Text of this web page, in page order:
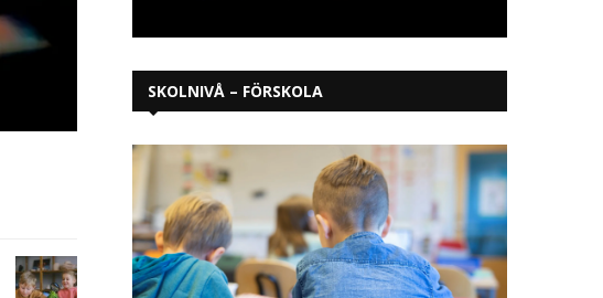
SKOLNIVÅ – FÖRSKOLA